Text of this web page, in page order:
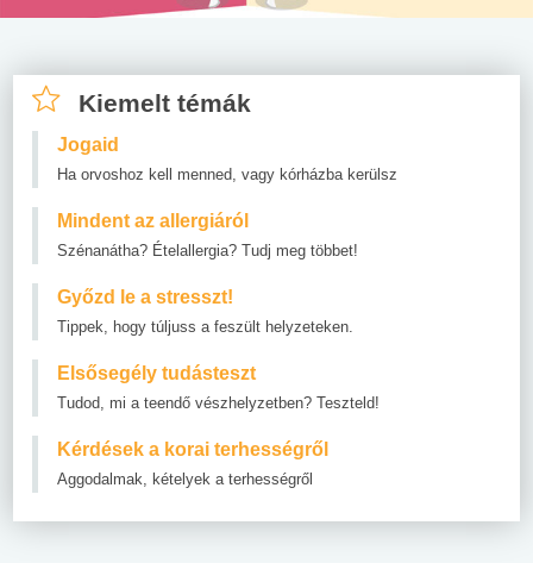
Kiemelt témák
Jogaid
Ha orvoshoz kell menned, vagy kórházba kerülsz
Mindent az allergiáról
Szénanátha? Ételallergia? Tudj meg többet!
Győzd le a stresszt!
Tippek, hogy túljuss a feszült helyzeteken.
Elsősegély tudásteszt
Tudod, mi a teendő vészhelyzetben? Teszteld!
Kérdések a korai terhességről
Aggodalmak, kételyek a terhességről